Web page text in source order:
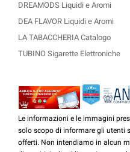
DREAMODS Liquidi e Aromi
DEA FLAVOR Liquidi e Aromi
LA TABACCHERIA Catalogo
TUBINO Sigarette Elettroniche
Le informazioni e le immagini
solo scopo di informare gli utenti
offerti. Non intendiamo in alcun